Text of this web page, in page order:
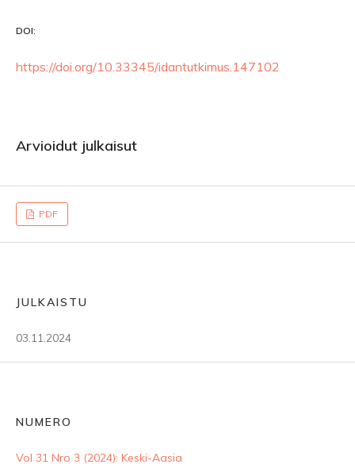
DOI:
https://doi.org/10.33345/idantutkimus.147102
Arvioidut julkaisut
PDF
JULKAISTU
03.11.2024
NUMERO
Vol 31 Nro 3 (2024): Keski-Aasia